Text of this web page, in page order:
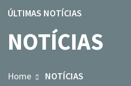
ÚLTIMAS NOTÍCIAS
NOTÍCIAS
Home NOTÍCIAS